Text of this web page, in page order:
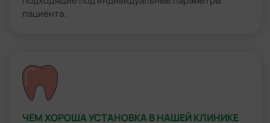
пациента.
ЧЕМ ХОРОША УСТАНОВКА В НАШЕЙ КЛИНИКЕ